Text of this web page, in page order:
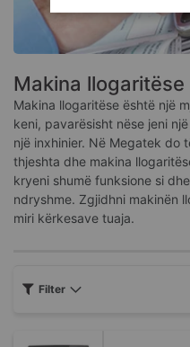
Makina llogaritëse
Makina llogaritëse është një
keni, pavarësisht nëse jeni
një inxhinier. Në Megatek do
thjeshta dhe makina
kryeni shumë funksione si
ndryshme. Zgjidhni makinën
miri kërkesave tuaja.
Filter